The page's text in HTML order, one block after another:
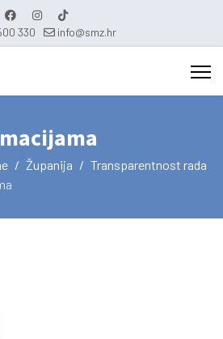
330 info@smz.hr
Županija
Transparentnost rada